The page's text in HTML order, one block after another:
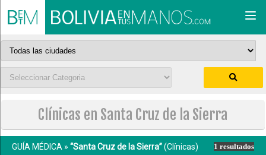
Clínicas en Santa Cruz de la Sierra
GUÍA MÉDICA » “Santa Cruz de la Sierra”(Clínicas) 1 resultados